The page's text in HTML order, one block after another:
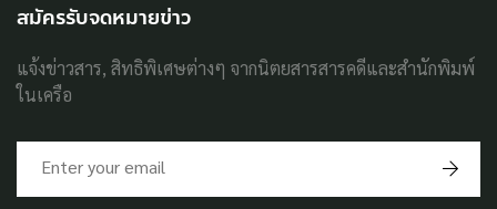
สมัครรับจดหมายข่าว
แจ้งข่าวสาร, สิทธิพิเศษต่างๆ จากนิตยสารสารคดีและสำนักพิมพ์
ในเครือ